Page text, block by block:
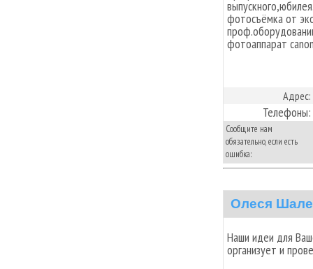
фотосъёмка от
фотоаппарат
Адрес:
Телефоны:
Сообщите нам
обязательно, если есть
ошибка:
Олеся
Наши идеи для
организует и